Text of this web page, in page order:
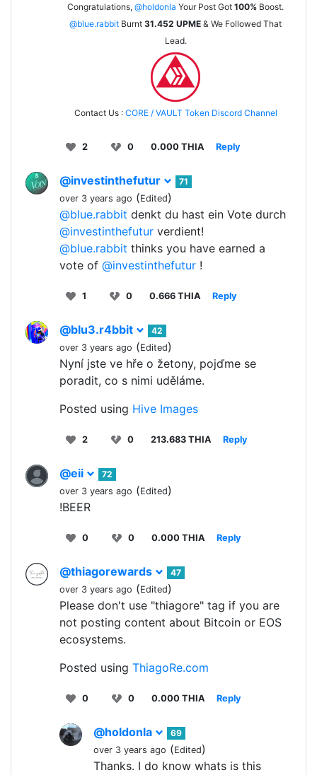
Congratulations, @holdonla Your Post Got 100% Boost.
@blue.rabbit Burnt 31.452 UPME & We Followed That
Lead.
Contact Us : CORE / VAULT Token Discord Channel
2 0 0.000 THIA Reply
@investinthefutur
71
over 3 years ago (Edited)
@blue.rabbit denkt du hast ein Vote durch
@investinthefutur verdient!
@blue.rabbit thinks you have earned a
vote of @investinthefutur !
1 0 0.666 THIA Reply
@blu3.r4bbit
42
over 3 years ago (Edited)
Nyní jste ve hře o žetony, pojďme se
poradit, co s nimi uděláme.
Posted using Hive Images
2 0 213.683 THIA Reply
@eii
72
over 3 years ago (Edited)
!BEER
0 0 0.000 THIA Reply
@thiagorewards
47
over 3 years ago (Edited)
Please don't use "thiagore" tag if you are
not posting content about Bitcoin or EOS
ecosystems.
Posted using ThiagoRe.com
0 0 0.000 THIA Reply
@holdonla
69
over 3 years ago (Edited)
Thanks. I do know whats is this